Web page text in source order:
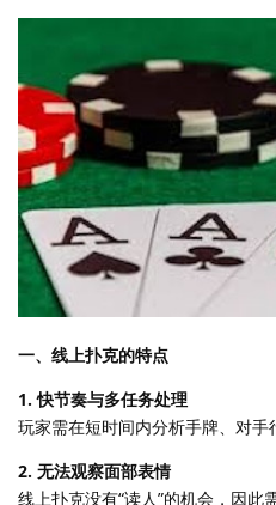
一、线上扑克的特点
1. 快节奏与多任务处理
玩家需在短时间内分析手牌、对手
2. 无法观察面部表情
线上扑克没有“读人”的机会，因